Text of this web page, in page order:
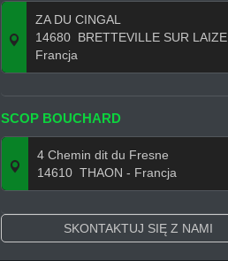
ZA DU CINGAL
14680 BRETTEVILLE SUR LAIZE
Francja
SCOP BOUCHARD
4 Chemin dit du Fresne
14610 THAON - Francja
SKONTAKTUJ SIĘ Z NAMI